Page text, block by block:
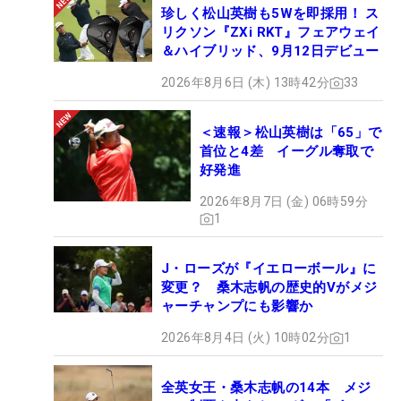
珍しく松山英樹も5Wを即採用！ ス
リクソン『ZXi RKT』フェアウェイ
＆ハイブリッド、9月12日デビュー
2026年8月6日 (木) 13時42分 33
＜速報＞松山英樹は「65」で
首位と4差 イーグル奪取で
好発進
2026年8月7日 (金) 06時59分
1
J・ローズが『イエローボール』に
変更？ 桑木志帆の歴史的Vがメジ
ャーチャンプにも影響か
2026年8月4日 (火) 10時02分 1
全英女王・桑木志帆の14本 メジ